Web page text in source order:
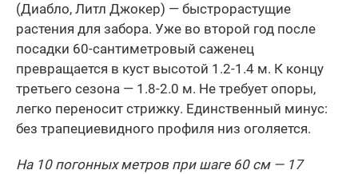
(Диабло, Литл Джокер) — быстрорастущие
растения для забора. Уже во второй год после
посадки 60-сантиметровый саженец
превращается в куст высотой 1.2-1.4 м. К концу
третьего сезона — 1.8-2.0 м. Не требует опоры,
легко переносит стрижку. Единственный минус:
без трапециевидного профиля низ оголяется.
На 10 погонных метров при шаге 60 см — 17